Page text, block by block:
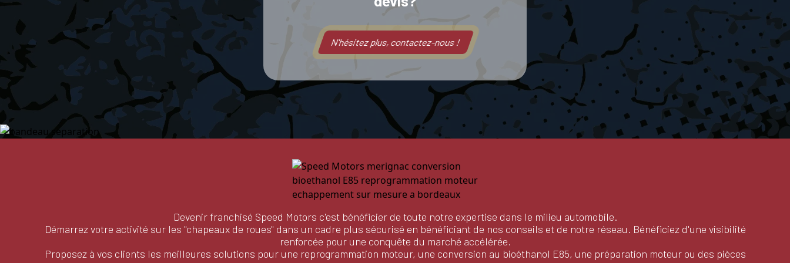
N'hésitez plus, contactez-nous !
Devenir franchisé Speed Motors c'est bénéficier de toute notre expertise dans le milieu automobile.
Démarrez votre activité sur les "chapeaux de roues" dans un cadre plus sécurisé en bénéficiant de nos conseils et de notre réseau. Bénéficiez d'une visibilité
renforcée pour une conquête du marché accélérée.
Proposez à vos clients les meilleures solutions pour une reprogrammation moteur, une conversion au bioéthanol E85, une préparation moteur ou des pièces